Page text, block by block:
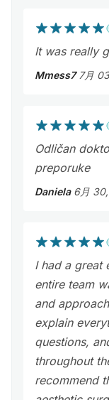
It was really
Mmess7 7月
Odličan
preporuke
Daniela 6月
I had a great
entire team
and
explain
questions,
throughout
recommend